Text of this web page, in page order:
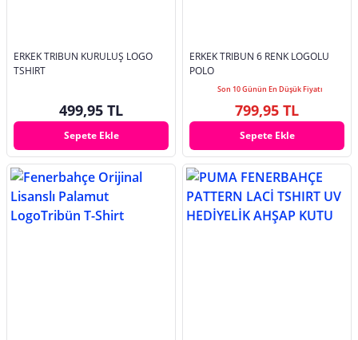
ERKEK TRIBUN KURULUŞ LOGO
TSHIRT
499,95 TL
Sepete Ekle
ERKEK TRIBUN 6 RENK LOGOLU
POLO
Son 10 Günün En Düşük Fiyatı
799,95 TL
Sepete Ekle